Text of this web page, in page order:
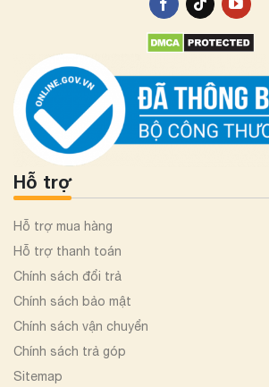
Hỗ trợ
Hỗ trợ mua hàng
Hỗ trợ thanh toán
Chính sách đổi trả
Chính sách bảo mật
Chính sách vận chuyển
Chính sách trả góp
Sitemap